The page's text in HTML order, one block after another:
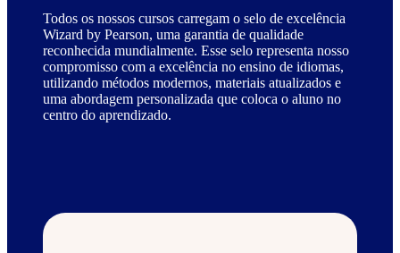
Todos os nossos cursos carregam o selo de excelência
Wizard by Pearson, uma garantia de qualidade
reconhecida mundialmente. Esse selo representa nosso
compromisso com a excelência no ensino de idiomas,
utilizando métodos modernos, materiais atualizados e
uma abordagem personalizada que coloca o aluno no
centro do aprendizado.